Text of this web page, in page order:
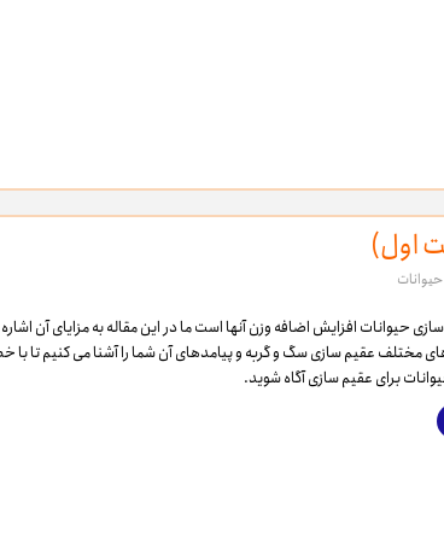
اول)
حیوانات افزایش اضافه وزن آنها است ما در این مقاله به مزایای آن
مختلف عقیم سازی سگ و گربه و پیامدهای آن شما را آشنا می کنیم تا با
برای عقیم سازی آگاه شوید.